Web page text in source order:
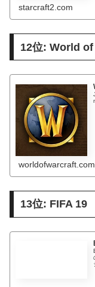
starcraft2.com
12位: World
worldofwarcraft.com
13位: FIFA 19